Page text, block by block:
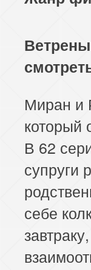
Миран и
который
В 62
супруги
себе